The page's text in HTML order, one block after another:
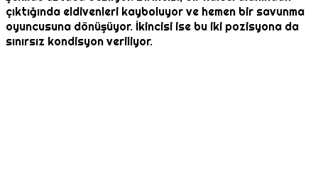
çıktığında eldivenleri kayboluyor ve hemen bir savunma
oyuncusuna dönüşüyor. İkincisi ise bu iki pozisyona da
sınırsız kondisyon veriliyor.